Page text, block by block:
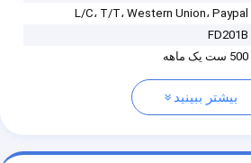
L/C، T/T، Western Union، Paypal
FD201B
500 ست یک ماهه
بیشتر ببینید